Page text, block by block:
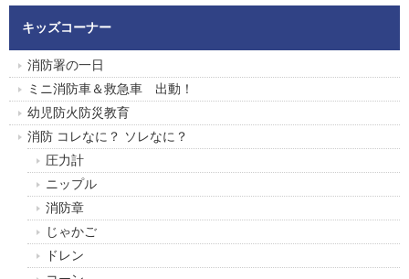
キッズコーナー
消防署の一日
ミニ消防車＆救急車 出動！
幼児防火防災教育
消防 コレなに？ ソレなに？
圧力計
ニップル
消防章
じゃかご
ドレン